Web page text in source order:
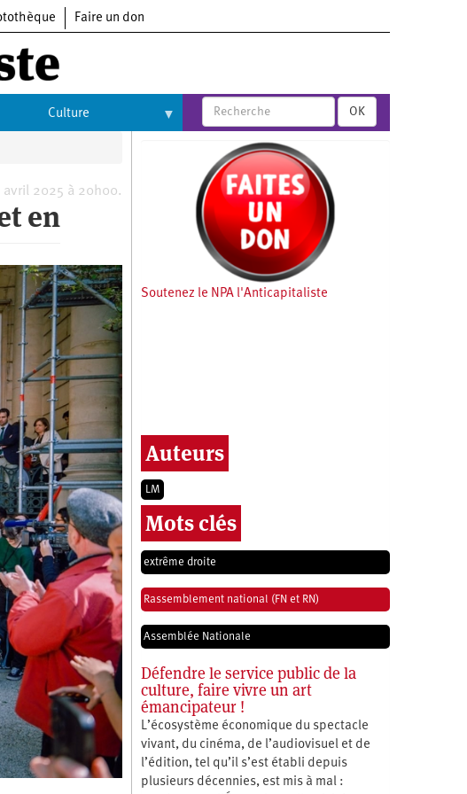
Faire un don
Culture
Musique
OK
avril 2025 à 20h00.
en
Soutenez le NPA l'Anticapitaliste
Auteurs
LM
Mots clés
extrême droite
Rassemblement national (FN et RN)
Assemblée Nationale
Défendre le service public de la
culture, faire vivre un art
émancipateur !
L’écosystème économique du spectacle
vivant, du cinéma, de l’audiovisuel et de
l’édition, tel qu’il s’est établi depuis
plusieurs décennies, est mis à mal :